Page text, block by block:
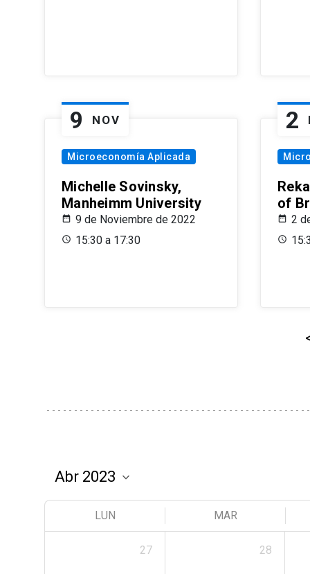
9 NOV
Microeconomía Aplicada
Michelle Sovinsky,
Manheimm University
9 de Noviembre de 2022
15:30 a 17:30
2
of
2
LUN MAR
27 28